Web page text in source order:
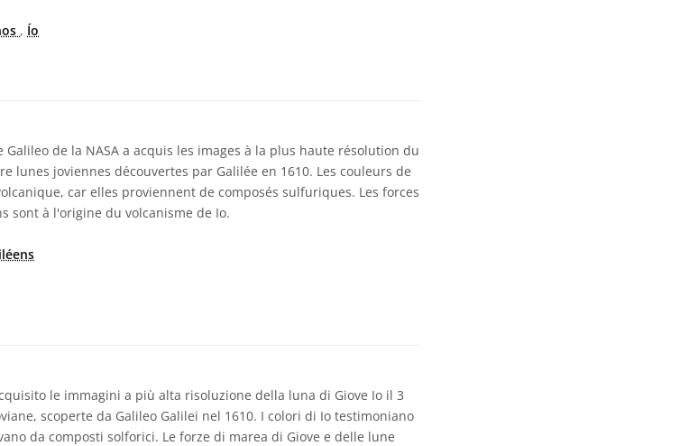
, Ío
de la NASA a acquis les images à la plus haute résolution du
lunes joviennes découvertes par Galilée en 1610. Les couleurs de
car elles proviennent de composés sulfuriques. Les forces
sont à l'origine du volcanisme de Io.
le immagini a più alta risoluzione della luna di Giove Io il 3
scoperte da Galileo Galilei nel 1610. I colori di Io testimoniano
da composti solforici. Le forze di marea di Giove e delle lune